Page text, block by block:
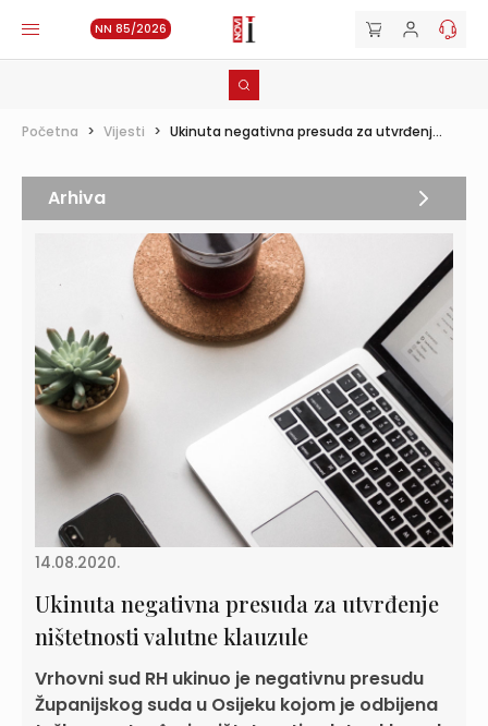
NN 85/2026
Početna > Vijesti > Ukinuta negativna presuda za utvrđenj...
14.08.2020.
Ukinuta negativna presuda za utvrđenje
ništetnosti valutne klauzule
Vrhovni sud RH ukinuo je negativnu presudu
Županijskog suda u Osijeku kojom je odbijena
Arhiva